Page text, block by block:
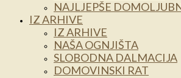
NAJLJEPŠE
IZ ARHIVE
IZ ARHIVE
NAŠA OGNJIŠTA
SLOBODNA DALMACIJA
DOMOVINSKI RAT